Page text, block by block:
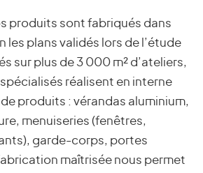
produits sont fabriqués dans
les plans validés lors de l’étude
sur plus de 3 000 m² d’ateliers,
réalisent en interne
produits : vérandas aluminium,
menuiseries (fenêtres,
garde-corps, portes
maîtrisée nous permet